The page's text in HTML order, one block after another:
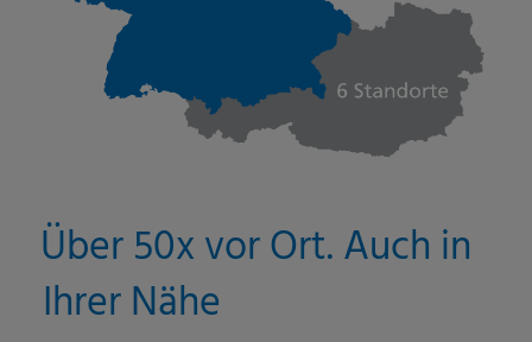
Über 50x vor Ort. Auch in
Ihrer Nähe